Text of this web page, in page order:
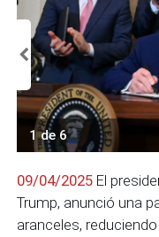
1 de 6
09/04/2025 El
Trump, anunció una
aranceles,